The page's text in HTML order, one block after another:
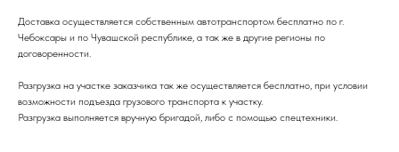
Доставка осуществляется собственным автотранспортом бесплатно по г.
Чебоксары и по Чувашской республике, а так же в другие регионы по
договоренности.
Разгрузка на участке заказчика так же осуществляется бесплатно, при условии
возможности подъезда грузового транспорта к участку.
Разгрузка выполняется вручную бригадой, либо с помощью спецтехники.